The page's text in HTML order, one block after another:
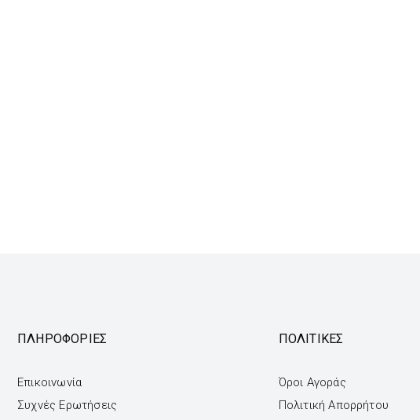
ΠΛΗΡΟΦΟΡΙΕΣ
Επικοινωνία
Συχνές Ερωτήσεις
ΠΟΛΙΤΙΚΕΣ
Όροι Αγοράς
Πολιτική Απορρήτου